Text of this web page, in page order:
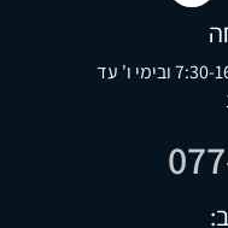
שעות פעילות בימים א'-ה' 7:30-16:30 ובימי ו' עד